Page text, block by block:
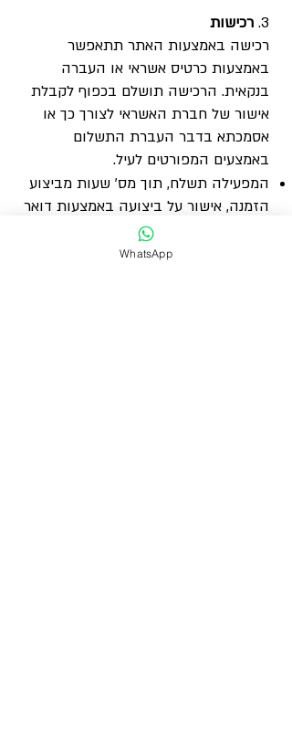
3. רכישות
רכישה באמצעות האתר תתאפשר
באמצעות כרטיס אשראי או העברה
בנקאית. הרכישה תושלם בכפוף לקבלת
אישור של חברת האשראי לצורך כך או
אסמכתא בדבר העברת התשלום
באמצעים המפורטים לעיל.
המפעילה תשלח, תוך מס’ שעות מביצוע
הזמנה, אישור על ביצועה באמצעות דואר
אלקטרוני. אין באישור כאמור משום אישור
כי ניתן אישור חברת האשראי או כי
WhatsApp